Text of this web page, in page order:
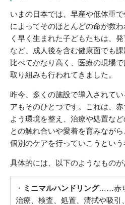
いまの日本では、早産や低体重
によってそのほとんどの命が救
く早く生まれた子どもたちは、
など、成人後を含む健康面でも
比べてかなり高く、医療の現場
取り組みも行われてきました。
昨今、多くの施設で導入されて
アもそのひとつです。これは、
よう環境を整え、治療や処置な
との触れ合いや愛着を育みなが
個別のケアを行っていこうという
具体的には、以下のようなものが
・ ミニマルハンドリング……赤
治療、検査、処置、清拭や吸引